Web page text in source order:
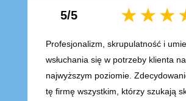
5/5
Profesjonalizm, skrupulatność i
wsłuchania się w potrzeby klienta na
najwyższym poziomie.
tę firmę wszystkim, którzy szukają